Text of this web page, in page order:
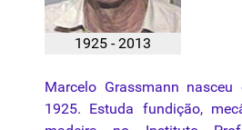
1925 - 2013
Marcelo Grassmann nasceu
1925. Estuda fundição,